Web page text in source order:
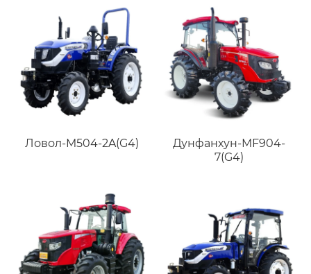
Ловол-M504-2A(G4)
Дунфанхун-MF904-
7(G4)